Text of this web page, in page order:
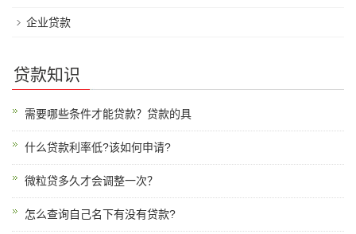
企业贷款
贷款知识
需要哪些条件才能贷款？贷款的具
什么贷款利率低?该如何申请?
微粒贷多久才会调整一次？
怎么查询自己名下有没有贷款?